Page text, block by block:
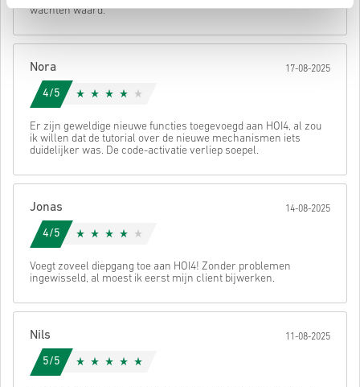
bekijken.
wachten waard.
Nora 17-08-2025
4/5
Er zijn geweldige nieuwe functies toegevoegd aan HOI4, al zou
ik willen dat de tutorial over de nieuwe mechanismen iets
duidelijker was. De code-activatie verliep soepel.
Jonas 14-08-2025
4/5
Voegt zoveel diepgang toe aan HOI4! Zonder problemen
ingewisseld, al moest ik eerst mijn client bijwerken.
Nils 11-08-2025
5/5